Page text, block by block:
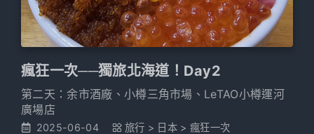
瘋狂一次──獨旅北海道！Day2
第二天：余市酒廠、小樽三角市場、LeTAO小樽運河
廣場店
2025-06-04 旅行 > 日本 > 瘋狂一次